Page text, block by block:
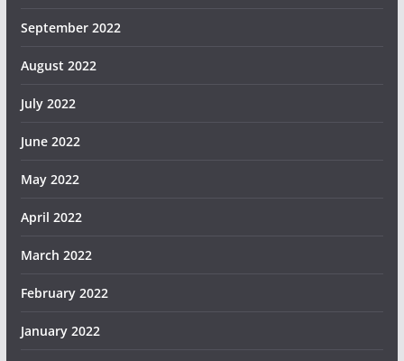
September 2022
August 2022
July 2022
June 2022
May 2022
April 2022
March 2022
February 2022
January 2022